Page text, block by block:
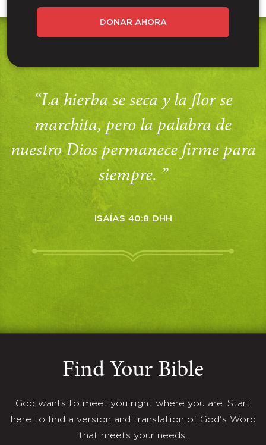
DONAR AHORA
“La hierba se seca y la flor se
marchita, pero la palabra de
nuestro Dios permanece firme para
siempre. ”
ISAÍAS 40:8 DHH
Find Your Bible
God wants to meet you right where you are. Start
here to find a version and translation of God's Word
that meets your needs.